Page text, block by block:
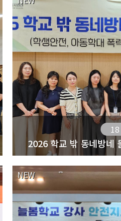
18
2026 학교 밖 동네방네
NEW